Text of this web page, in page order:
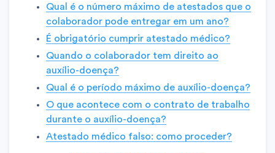
Qual é o número máximo de atestados que o
colaborador pode entregar em um ano?
É obrigatório cumprir atestado médico?
Quando o colaborador tem direito ao
auxílio-doença?
Qual é o período máximo de auxílio-doença?
O que acontece com o contrato de trabalho
durante o auxílio-doença?
Atestado médico falso: como proceder?